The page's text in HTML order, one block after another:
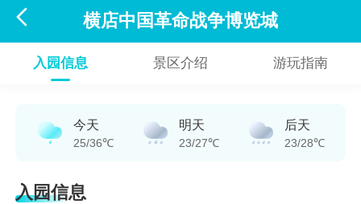
 横店中国革命战争博览城
入园信息 景区介绍 游玩指南
今天
25/36℃
明天
23/27℃
后天
23/28℃
入园信息